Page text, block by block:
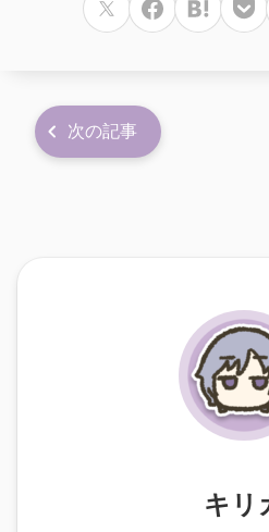
次の記事
キリ